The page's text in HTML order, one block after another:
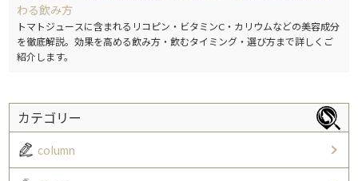
わる飲み方
トマトジュースに含まれるリコピン・ビタミンC・カリウムなどの美容成分
を徹底解説。効果を高める飲み方・飲むタイミング・選び方まで詳しくご
紹介します。
カテゴリー
column